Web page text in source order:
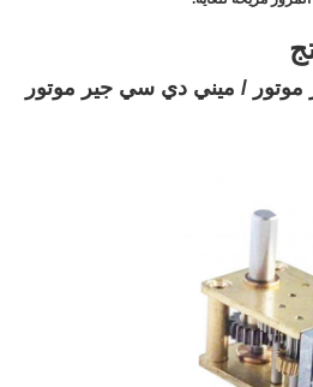
جير موتور / ميني دي سي جير موتور